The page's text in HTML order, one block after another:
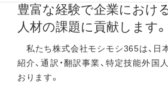
豊富な経験で企業におけ
人材の課題に貢献します。
私たち株式会社モシモシ365は、日
紹介、通訳・翻訳事業、特定技能外国
おります。